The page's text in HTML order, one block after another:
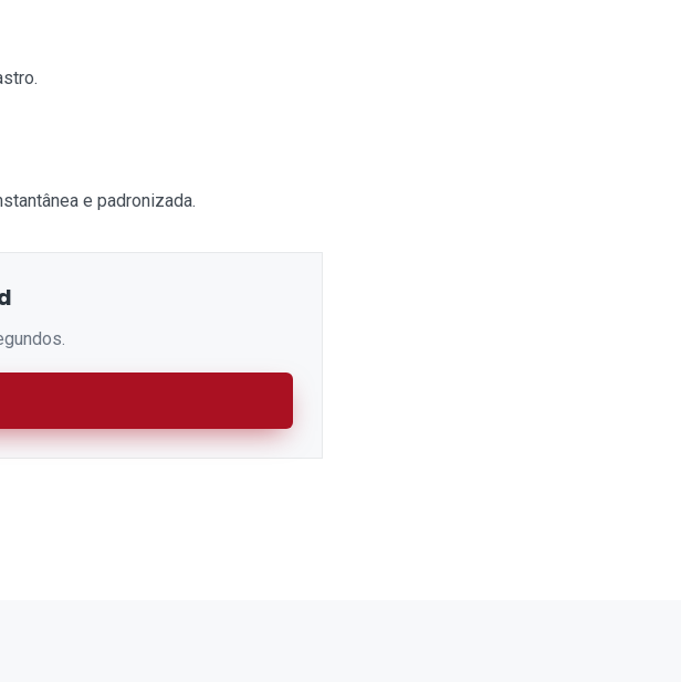
e padronizada.